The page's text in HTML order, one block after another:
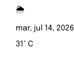
🌦️
mar, jul 14, 2026
31° C